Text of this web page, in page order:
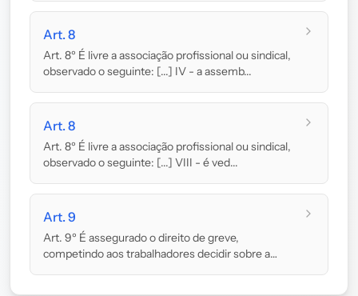
Art. 8
Art. 8º É livre a associação profissional ou sindical,
observado o seguinte: [...] IV - a assemb...
Art. 8
Art. 8º É livre a associação profissional ou sindical,
observado o seguinte: [...] VIII - é ved...
Art. 9
Art. 9º É assegurado o direito de greve,
competindo aos trabalhadores decidir sobre a